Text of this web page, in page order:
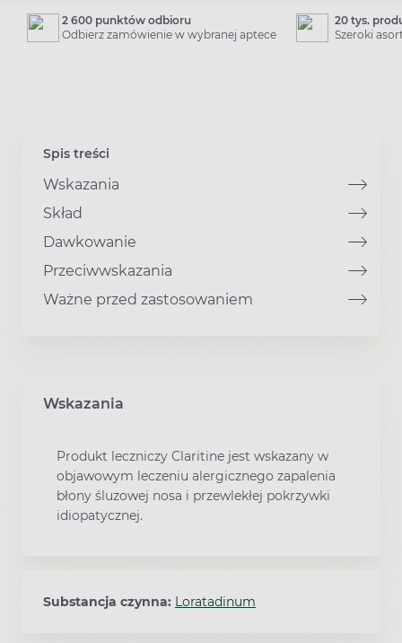
2 600 punktów odbioru
Odbierz zamówienie w wybranej aptece
20 tys.
Szeroki
Spis treści
Wskazania
Skład
Dawkowanie
Przeciwwskazania
Ważne przed zastosowaniem
Wskazania
Produkt leczniczy Claritine jest wskazany w
objawowym leczeniu alergicznego zapalenia
błony śluzowej nosa i przewlekłej pokrzywki
idiopatycznej.
Substancja czynna: Loratadinum